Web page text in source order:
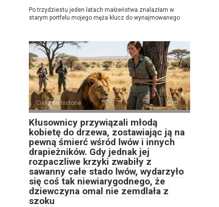
Po trzydziestu jeden latach małżeństwa znalazłam w
starym portfelu mojego męża klucz do wynajmowanego
Ciekawe historie 0
Kłusownicy przywiązali młodą
kobietę do drzewa, zostawiając ją na
pewną śmierć wśród lwów i innych
drapieżników. Gdy jednak jej
rozpaczliwe krzyki zwabiły z
sawanny całe stado lwów, wydarzyło
się coś tak niewiarygodnego, że
dziewczyna omal nie zemdlała z
szoku